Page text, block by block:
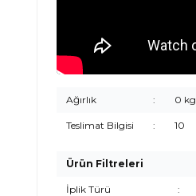
Ağırlık : 0 kg
Teslimat Bilgisi : 10
Ürün Filtreleri
İplik Türü :